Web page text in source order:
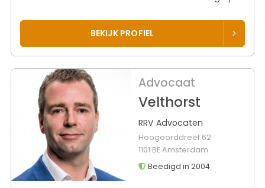
BEKIJK PROFIEL
Advocaat
Velthorst
RRV Advocaten
Hoogoorddreef 62
1101 BE Amsterdam
Beëdigd in 2004